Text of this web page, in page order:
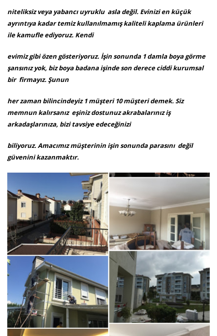
niteliksiz veya yabancı uyruklu asla değil. Evinizi en küçük
ayrıntıya kadar temiz kullanılmamış kaliteli kaplama ürünleri
ile kamufle ediyoruz. Kendi
evimiz gibi özen gösteriyoruz. İşin sonunda 1 damla boya görme
şansınız yok, biz boya badana işinde son derece ciddi kurumsal
bir firmayız. Şunun
her zaman bilincindeyiz 1 müşteri 10 müşteri demek. Siz
memnun kalırsanız eşiniz dostunuz akrabalarınız iş
arkadaşlarınıza, bizi tavsiye edeceğinizi
biliyoruz. Amacımız müşterinin işin sonunda parasını değil
güvenini kazanmaktır.